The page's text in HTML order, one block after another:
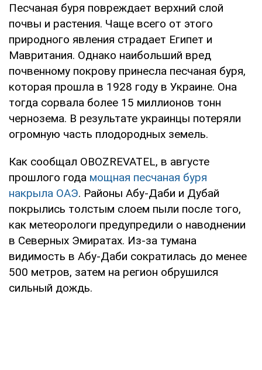
Песчаная буря повреждает верхний слой
почвы и растения. Чаще всего от этого
природного явления страдает Египет и
Мавритания. Однако наибольший вред
почвенному покрову принесла песчаная буря,
которая прошла в 1928 году в Украине. Она
тогда сорвала более 15 миллионов тонн
чернозема. В результате украинцы потеряли
огромную часть плодородных земель.
Как сообщал OBOZREVATEL, в августе
прошлого года мощная песчаная буря
накрыла ОАЭ. Районы Абу-Даби и Дубай
покрылись толстым слоем пыли после того,
как метеорологи предупредили о наводнении
в Северных Эмиратах. Из-за тумана
видимость в Абу-Даби сократилась до менее
500 метров, затем на регион обрушился
сильный дождь.